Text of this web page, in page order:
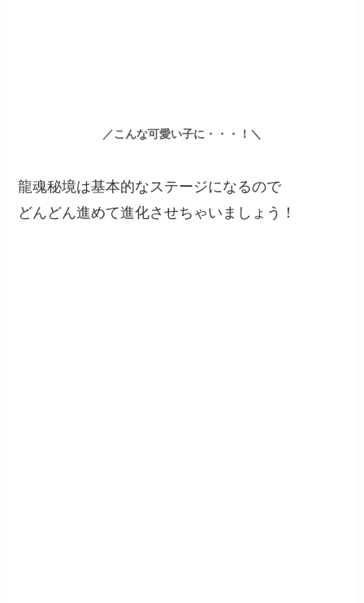
／こんな可愛い子に・・・！＼
龍魂秘境は基本的なステージになるので
どんどん進めて進化させちゃいましょう！